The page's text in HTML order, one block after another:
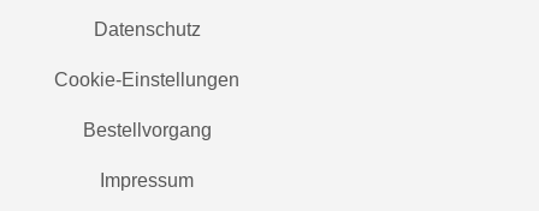
Datenschutz
Cookie-Einstellungen
Bestellvorgang
Impressum